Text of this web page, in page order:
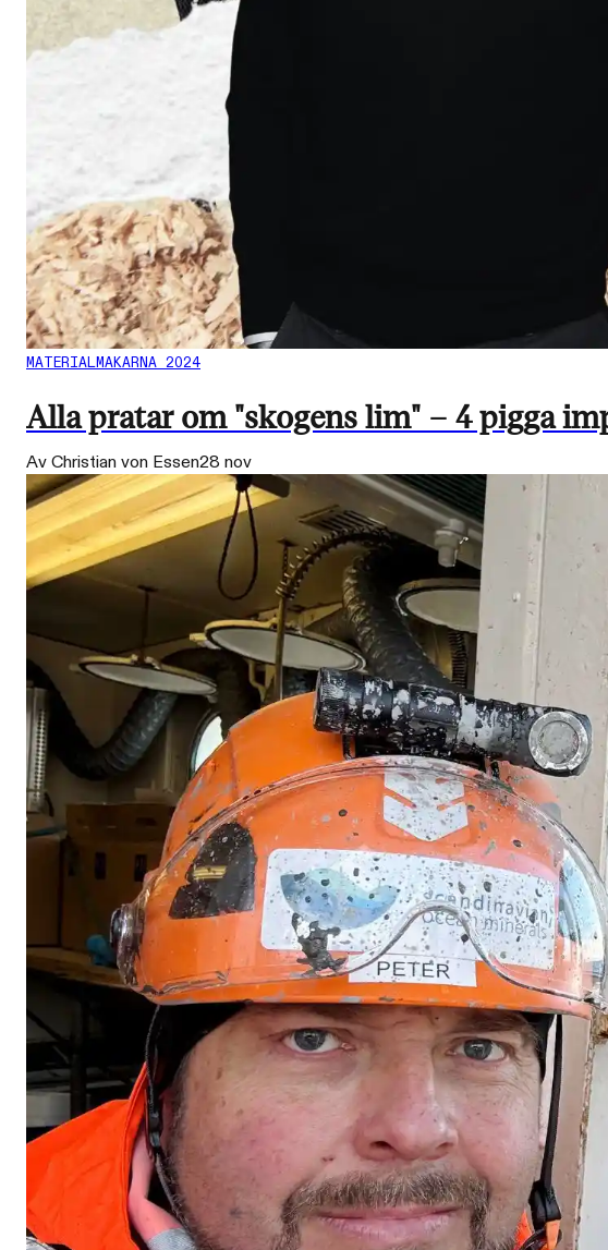
MATERIALMAKARNA 2024
Alla pratar om "skogens lim" – 4 pigga
Av Christian von Essen28 nov